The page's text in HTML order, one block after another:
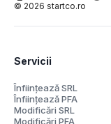
© 2026 startco.ro
Servicii
Înființează SRL
Înființează PFA
Modificări SRL
Modificări PFA